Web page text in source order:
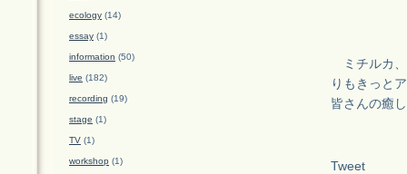
ミチルカ、
りもきっと
皆さんの癒
Tweet
ecology (14)
essay (1)
information (50)
live (182)
recording (19)
stage (1)
TV (1)
workshop (1)